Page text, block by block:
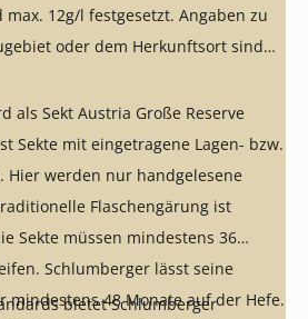
12g/l festgesetzt. Angaben zu
oder dem Herkunftsort sind
als Sekt Austria Große Reserve
Sekte mit eingetragene Lagen- bzw.
Hier werden nur handgelesene
Flaschengärung ist
Sekte müssen mindestens 36
Schlumberger lässt seine
mindestens 48 Monate auf der Hefe.
bietet Schlumberger